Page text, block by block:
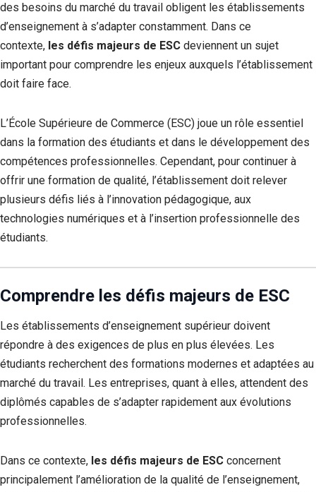
des besoins du marché du travail obligent les établissements
d’enseignement à s’adapter constamment. Dans ce
contexte, les défis majeurs de ESC deviennent un sujet
important pour comprendre les enjeux auxquels l’établissement
doit faire face.
L’École Supérieure de Commerce (ESC) joue un rôle essentiel
dans la formation des étudiants et dans le développement des
compétences professionnelles. Cependant, pour continuer à
offrir une formation de qualité, l’établissement doit relever
plusieurs défis liés à l’innovation pédagogique, aux
technologies numériques et à l’insertion professionnelle des
étudiants.
Comprendre les défis majeurs de ESC
Les établissements d’enseignement supérieur doivent
répondre à des exigences de plus en plus élevées. Les
étudiants recherchent des formations modernes et adaptées au
marché du travail. Les entreprises, quant à elles, attendent des
diplômés capables de s’adapter rapidement aux évolutions
professionnelles.
Dans ce contexte, les défis majeurs de ESC concernent
principalement l’amélioration de la qualité de l’enseignement,